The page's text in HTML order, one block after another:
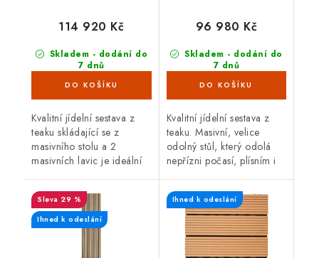
Skladem - dodání do
7 dnů
114 920 Kč
Kvalitní jídelní sestava z
teaku skládající se z
masivního stolu a 2
masivních lavic je ideální
Teakové dřevo je velice
odolné proti vnějším
vlivům,...
Skladem - dodání do
7 dnů
96 980 Kč
Kvalitní jídelní sestava z
teaku. Masivní, velice
odolný stůl, který odolá
nepřízni počasí, plísním i
V kombinaci s 6 teakovými
židlemi, které jsou...
29 %
Ihned k odeslání
Ihned k odeslání